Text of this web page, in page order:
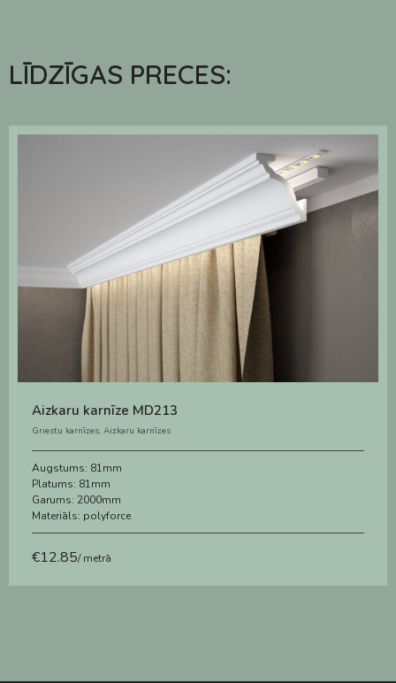
LĪDZĪGAS PRECES:
Aizkaru karnīze MD213
Griestu karnīzes, Aizkaru karnīzes
Augstums: 81mm
Platums: 81mm
Garums: 2000mm
Materiāls: polyforce
€12.85/ metrā